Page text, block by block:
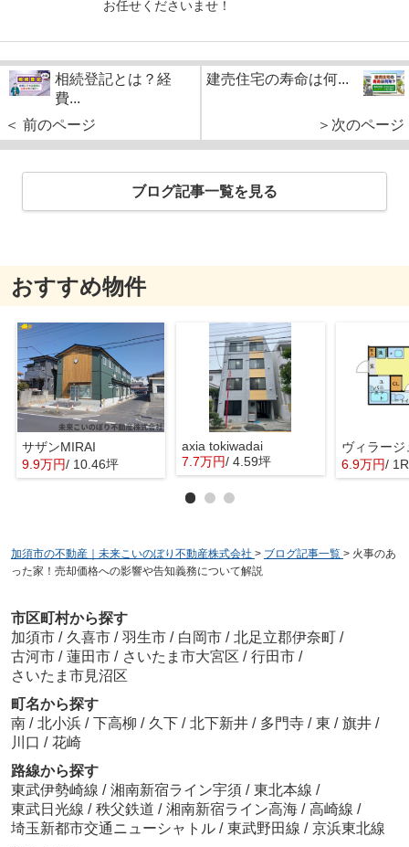
お任せくださいませ！
相続登記とは？経
費...
＜ 前のページ
建売住宅の寿命は何...
＞次のページ
ブログ記事一覧を見る
おすすめ物件
サザンMIRAI
9.9万円/ 10.46坪
axia tokiwadai
7.7万円/ 4.59坪
ヴィラージ
6.9万円/ 1R
加須市の不動産｜未来こいのぼり不動産株式会社 > ブログ記事一覧 > 火事のあ
った家！売却価格への影響や告知義務について解説
市区町村から探す
加須市 / 久喜市 / 羽生市 / 白岡市 / 北足立郡伊奈町 /
古河市 / 蓮田市 / さいたま市大宮区 / 行田市 /
さいたま市見沼区
町名から探す
南 / 北小浜 / 下高柳 / 久下 / 北下新井 / 多門寺 / 東 / 旗井 /
川口 / 花崎
路線から探す
東武伊勢崎線 / 湘南新宿ライン宇須 / 東北本線 /
東武日光線 / 秩父鉄道 / 湘南新宿ライン高海 / 高崎線 /
埼玉新都市交通ニューシャトル / 東武野田線 / 京浜東北線